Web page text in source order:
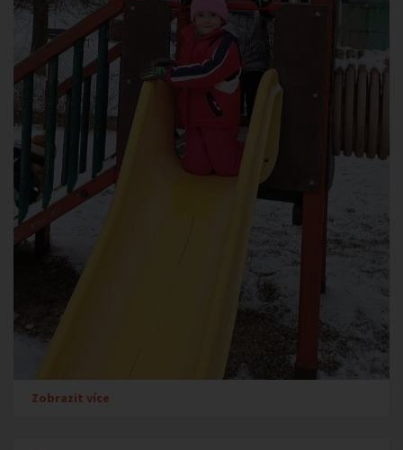
Zobrazit více